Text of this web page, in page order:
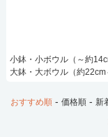
小鉢・小ボウル（～約
大鉢・大ボウル（約22cm
おすすめ順 - 価格順 - 新